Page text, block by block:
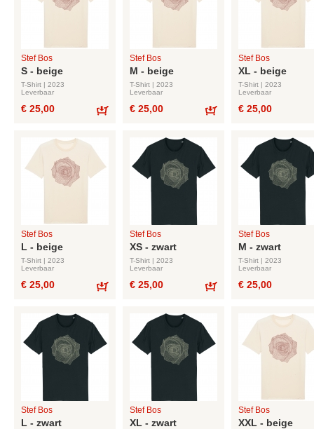
Stef Bos
S - beige
T-Shirt | 2023
Leverbaar
€ 25,00
Stef Bos
M - beige
T-Shirt | 2023
Leverbaar
€ 25,00
Stef Bos
XL - beige
T-Shirt | 2023
Leverbaar
€ 25,00
Stef Bos
L - beige
T-Shirt | 2023
Leverbaar
€ 25,00
Stef Bos
XS - zwart
T-Shirt | 2023
Leverbaar
€ 25,00
Stef Bos
M - zwart
T-Shirt | 2023
Leverbaar
€ 25,00
Stef Bos
L - zwart
Stef Bos
XL - zwart
Stef Bos
XXL - beige